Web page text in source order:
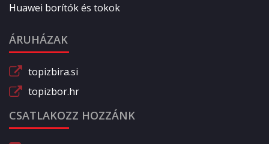
Huawei borítók és tokok
ÁRUHÁZAK
topizbira.si
topizbor.hr
CSATLAKOZZ HOZZÁNK